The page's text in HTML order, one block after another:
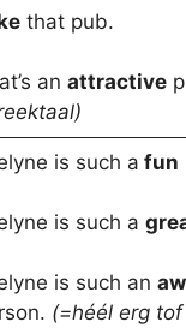
that pub.
an attractive
is such a fun
is such a
is such an
(=héél erg